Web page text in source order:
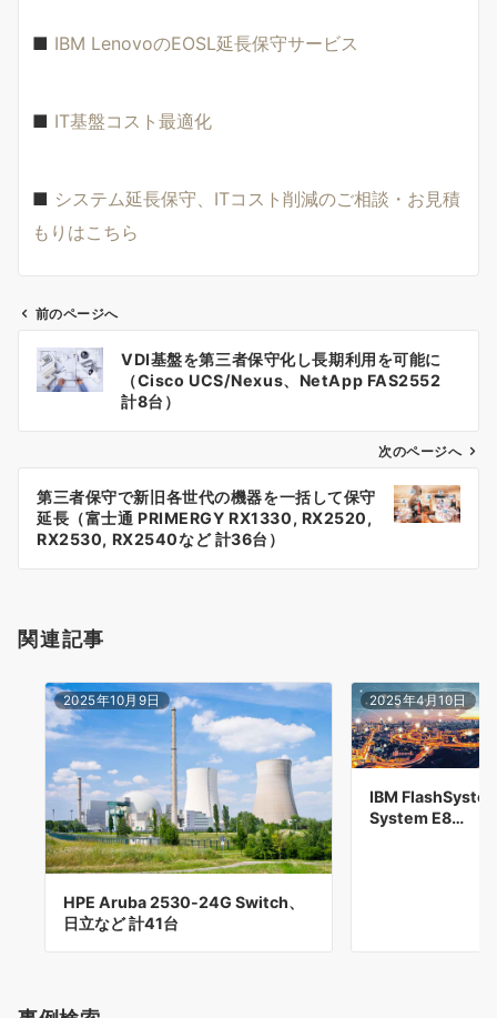
■ IBM LenovoのEOSL延長保守サービス
■ IT基盤コスト最適化
■ システム延長保守、ITコスト削減のご相談・お見積
もりはこちら
投
稿
ゲ
ー
シ
ン
前のページへ
VDI基盤を第三者保守化し長期利用を可能に
（Cisco UCS/Nexus、NetApp FAS2552
計8台）
次のページへ
第三者保守で新旧各世代の機器を一括して保守
延長（富士通 PRIMERGY RX1330, RX2520,
RX2530, RX2540など 計36台）
関連記事
2025年10月9日
HPE Aruba 2530-24G Switch、
日立など 計41台
2025年4月10日
IBM
System E8…